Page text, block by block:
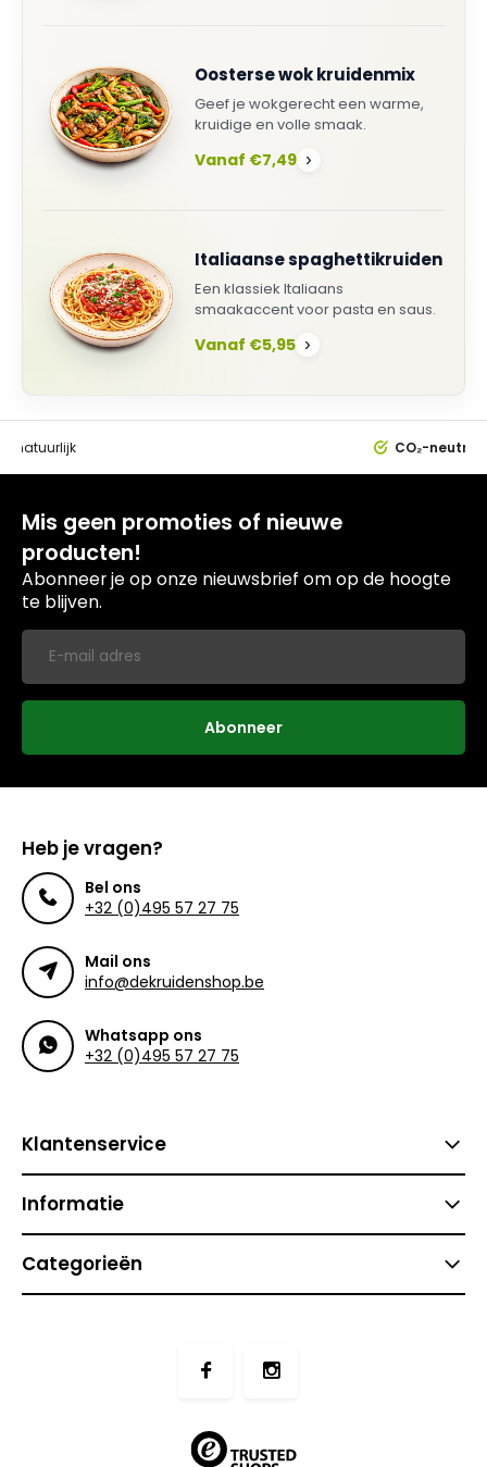
Oosterse wok kruidenmix
Geef je wokgerecht een warme,
kruidige en volle smaak.
Vanaf €7,49 ›
Italiaanse spaghettikruiden
Een klassiek Italiaans
smaakaccent voor pasta en saus.
Vanaf €5,95 ›
natuurlijk CO₂-
Mis geen promoties of nieuwe
producten!
Abonneer je op onze nieuwsbrief om op de hoogte
te blijven.
Abonneer
Heb je vragen?
Bel ons
+32 (0)495 57 27 75
Mail ons
info@dekruidenshop.be
Whatsapp ons
+32 (0)495 57 27 75
Klantenservice
Informatie
Categorieën